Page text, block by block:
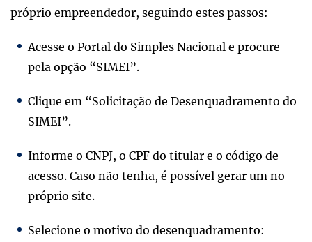
próprio empreendedor, seguindo estes passos:
Acesse o Portal do Simples Nacional e procure
pela opção “SIMEI”.
Clique em “Solicitação de Desenquadramento do
SIMEI”.
Informe o CNPJ, o CPF do titular e o código de
acesso. Caso não tenha, é possível gerar um no
próprio site.
Selecione o motivo do desenquadramento: